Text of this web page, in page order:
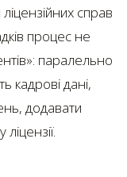
справ
процес не
паралельно
кадрові дані,
додавати